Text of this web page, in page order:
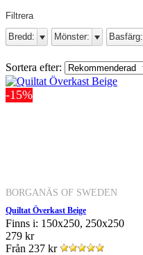
Filtrera
Bredd:
Mönster: Basfärg:
Sortera efter:
-15%
BORGANÄS OF SWEDEN
Quiltat Överkast Beige
Finns i: 150x250, 250x250
279 kr
Från 237 kr